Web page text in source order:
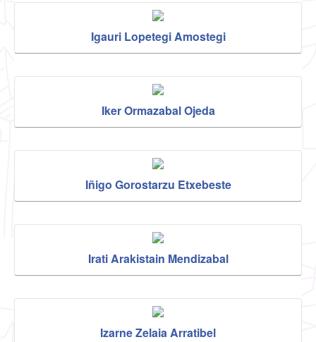
Igauri Lopetegi Amostegi
Iker Ormazabal Ojeda
Iñigo Gorostarzu Etxebeste
Irati Arakistain Mendizabal
Izarne Zelaia Arratibel